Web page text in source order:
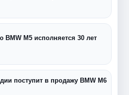
M5 исполняется 30 лет
поступит в продажу BMW M6